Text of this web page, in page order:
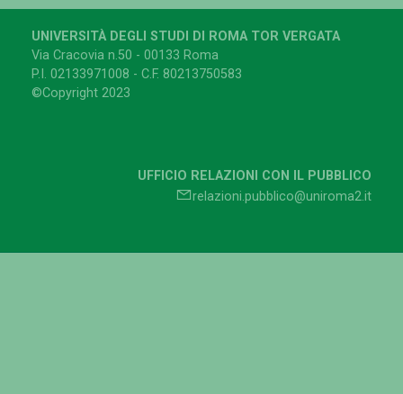
UNIVERSITÀ DEGLI STUDI DI ROMA TOR VERGATA
Via Cracovia n.50 - 00133 Roma
P.I. 02133971008 - C.F. 80213750583
©Copyright 2023
UFFICIO RELAZIONI CON IL PUBBLICO
relazioni.pubblico@uniroma2.it